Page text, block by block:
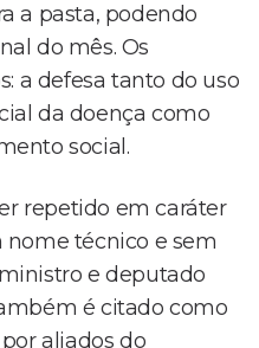
a pasta, podendo
do mês. Os
a defesa tanto do uso
da doença como
social.
repetido em caráter
técnico e sem
e deputado
é citado como
aliados do